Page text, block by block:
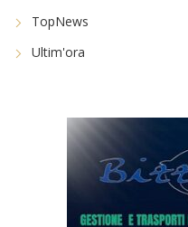
TopNews
Ultim'ora